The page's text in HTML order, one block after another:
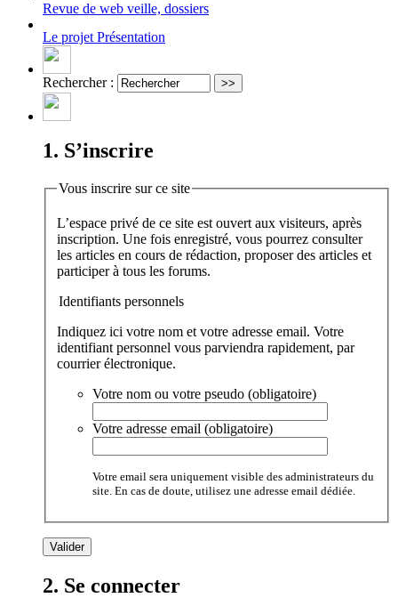
Revue de web veille, dossiers
Le projet Présentation
Rechercher :
1. S’inscrire
Vous inscrire sur ce site
L’espace privé de ce site est ouvert aux visiteurs, après
inscription. Une fois enregistré, vous pourrez consulter
les articles en cours de rédaction, proposer des articles et
participer à tous les forums.
Identifiants personnels
Indiquez ici votre nom et votre adresse email. Votre
identifiant personnel vous parviendra rapidement, par
courrier électronique.
Votre nom ou votre pseudo (obligatoire)
Votre adresse email (obligatoire)
Votre email sera uniquement visible des administrateurs du
site. En cas de doute, utilisez une adresse email dédiée.
2. Se connecter